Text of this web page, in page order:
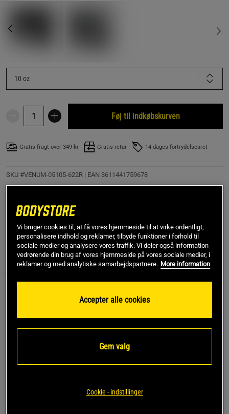
10 oz
Føj til indkøbskurven
Gratis fragt over 349 kr Gratis retur 14 dages fortrydelsesret
SKU #VENUM-05105-622R | EAN 3611441759678
Contender 1.5 Boksehandsker.
Læs mere
Information Anmeldelser(3)
Forbedret pasform for øget komfort
bedstsælgende Contender-serie, kendt for sin fremragende
første skridt ind i bokseverdenen.
Vi bruger cookies til, at få vores hjemmeside til at virke ordentligt,
personalisere indhold og reklamer, tilbyde funktioner i forhold til
sociale medier og analysere vores traffik. Vi deler også information
vedrørende din brug af vores hjemmeside på vores sociale medier, i
reklamer og med analytiske samarbejdspartnere. More information
Accepter alle cookies
Gem valg
Cookie - indstillinger